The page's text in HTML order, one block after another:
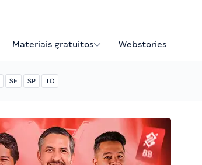
Materiais gratuitos Webstories
SE SP TO